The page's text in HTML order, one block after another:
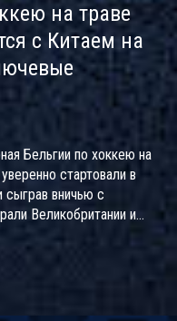
на траве
с Китаем на
Бельгии по хоккею на
стартовали в
вничью с
Великобритании и
защитой. Матч обещает
борются за место в